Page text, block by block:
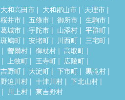
大和高田市 大和郡山市
天理市
桜井市 五條市 御所市
生駒市
葛城市 宇陀市 山添村
平群町
斑鳩町 安堵町 川西町
三宅町
曽爾村 御杖村
高取町
上牧町 王寺町
広陵町
吉野町 大淀町 下市町
黒滝村
野迫川村 十津川村
下北山村
川上村 東吉野村